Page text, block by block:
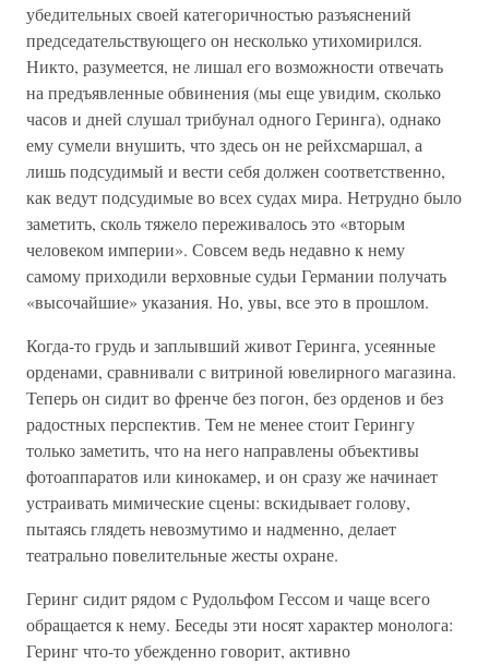
убедительных своей категоричностью разъяснений
председательствующего он несколько утихомирился.
Никто, разумеется, не лишал его возможности отвечать
на предъявленные обвинения (мы еще увидим, сколько
часов и дней слушал трибунал одного Геринга), однако
ему сумели внушить, что здесь он не рейхсмаршал, а
лишь подсудимый и вести себя должен соответственно,
как ведут подсудимые во всех судах мира. Нетрудно было
заметить, сколь тяжело переживалось это «вторым
человеком империи». Совсем ведь недавно к нему
самому приходили верховные судьи Германии получать
«высочайшие» указания. Но, увы, все это в прошлом.
Когда-то грудь и заплывший живот Геринга, усеянные
орденами, сравнивали с витриной ювелирного магазина.
Теперь он сидит во френче без погон, без орденов и без
радостных перспектив. Тем не менее стоит Герингу
только заметить, что на него направлены объективы
фотоаппаратов или кинокамер, и он сразу же начинает
устраивать мимические сцены: вскидывает голову,
пытаясь глядеть невозмутимо и надменно, делает
театрально повелительные жесты охране.
Геринг сидит рядом с Рудольфом Гессом и чаще всего
обращается к нему. Беседы эти носят характер монолога:
Геринг что-то убежденно говорит, активно